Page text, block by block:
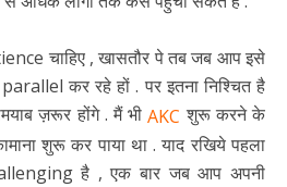
चाहिए , खासतौर पे तब जब आप इसे
कर रहे हों . पर इतना निश्चित है
ज़रूर होंगे . मैं भी AKC शुरू करने के
शुरू कर पाया था . याद रखिये पहला
है , एक बार जब आप अपनी